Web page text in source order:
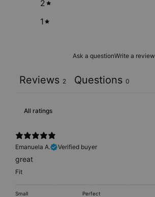
2
1
Ask a questionWrite a review
Reviews 2 Questions 0
Emanuela A.
Verified buyer
great
Fit
Small Perfect